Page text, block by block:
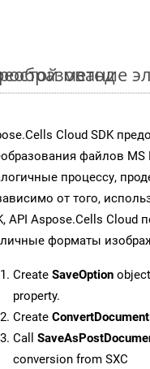
метод
Cloud SDK
файлов
процессу,
от того,
API Aspose.Cells Cloud
форматы
Create SaveOption
property.
Create
Call
conversion from SXC